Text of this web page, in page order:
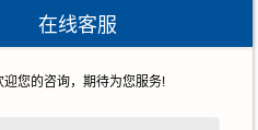
在线客服
迎您的咨询，期待为您服务!